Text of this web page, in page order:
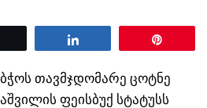
თავმჯდომარე ცოტნე
ფეისბუქ სტატუსს